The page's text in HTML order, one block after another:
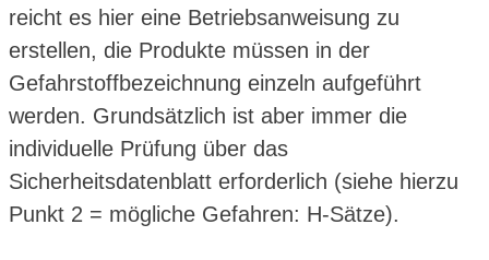
reicht es hier eine Betriebsanweisung zu
erstellen, die Produkte müssen in der
Gefahrstoffbezeichnung einzeln aufgeführt
werden. Grundsätzlich ist aber immer die
individuelle Prüfung über das
Sicherheitsdatenblatt erforderlich (siehe hierzu
Punkt 2 = mögliche Gefahren: H-Sätze).